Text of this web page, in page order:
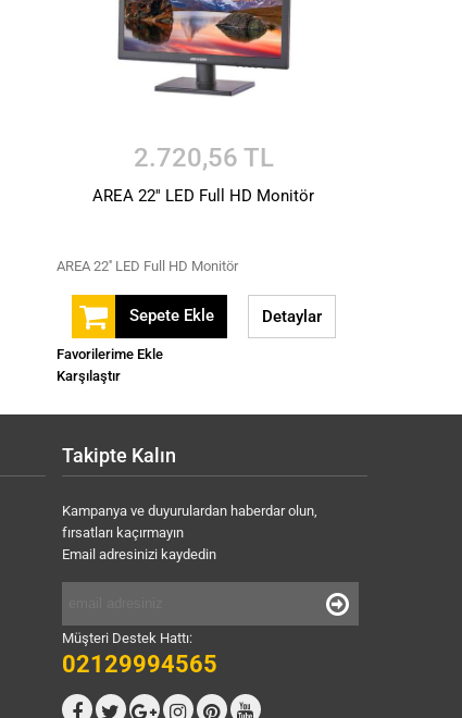
2.720,56 TL
AREA 22'' LED Full HD Monitör
AREA 22'' LED Full HD Monitör
Sepete Ekle Detaylar
Favorilerime Ekle
Karşılaştır
Takipte Kalın
Kampanya ve duyurulardan haberdar olun,
fırsatları kaçırmayın
Email adresinizi kaydedin
Müşteri Destek Hattı:
02129994565